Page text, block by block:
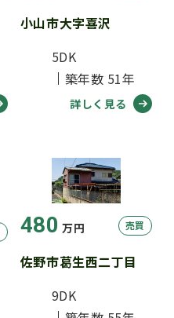
小山市大字喜沢
5DK
築年数 51年
詳しく見る
480 万円 売買
佐野市葛生西二丁目
9DK